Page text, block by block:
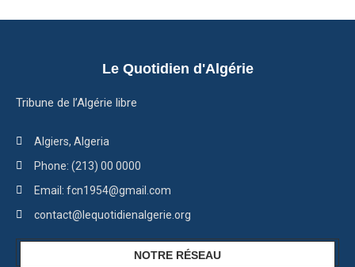
Le Quotidien d'Algérie
Tribune de l’Algérie libre
Algiers, Algeria
Phone: (213) 00 0000
Email: fcn1954@gmail.com
contact@lequotidienalgerie.org
NOTRE RÉSEAU